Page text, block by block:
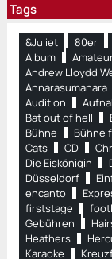
Tags
&Juliet 80er
Album
Andrew Lloydd
Annarasumanara
Audition
Bat out of hell
Bühne
Bühne
Cats
CD
Die Eiskönigin
Düsseldorf
encanto
firststage
Gebühren
Heathers
Karaoke